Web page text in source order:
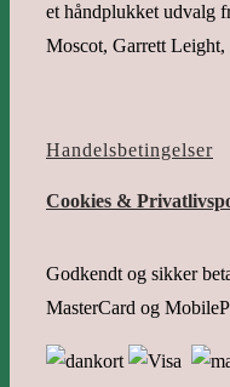
et håndplukket udvalg
Moscot, Garrett
Handelsbetingelser
Cookies &
Godkendt og sikker
MasterCard og